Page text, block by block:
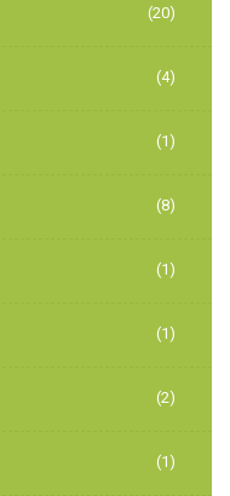
(20)
(4)
(1)
(8)
(1)
(1)
(2)
(1)